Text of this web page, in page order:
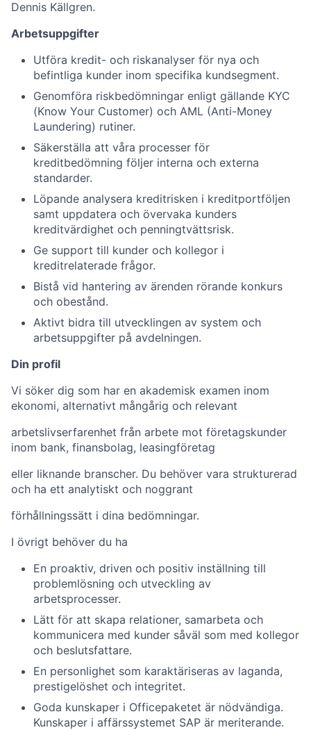
Dennis Källgren.
Arbetsuppgifter
Utföra kredit- och riskanalyser för nya och
befintliga kunder inom specifika kundsegment.
Genomföra riskbedömningar enligt gällande KYC
(Know Your Customer) och AML (Anti-Money
Laundering) rutiner.
Säkerställa att våra processer för
kreditbedömning följer interna och externa
standarder.
Löpande analysera kreditrisken i kreditportföljen
samt uppdatera och övervaka kunders
kreditvärdighet och penningtvättsrisk.
Ge support till kunder och kollegor i
kreditrelaterade frågor.
Bistå vid hantering av ärenden rörande konkurs
och obestånd.
Aktivt bidra till utvecklingen av system och
arbetsuppgifter på avdelningen.
Din profil
Vi söker dig som har en akademisk examen inom
ekonomi, alternativt mångårig och relevant
arbetslivserfarenhet från arbete mot företagskunder
inom bank, finansbolag, leasingföretag
eller liknande branscher. Du behöver vara strukturerad
och ha ett analytiskt och noggrant
förhållningssätt i dina bedömningar.
I övrigt behöver du ha
En proaktiv, driven och positiv inställning till
problemlösning och utveckling av
arbetsprocesser.
Lätt för att skapa relationer, samarbeta och
kommunicera med kunder såväl som med kollegor
och beslutsfattare.
En personlighet som karaktäriseras av laganda,
prestigelöshet och integritet.
Goda kunskaper i Officepaketet är nödvändiga.
Kunskaper i affärssystemet SAP är meriterande.